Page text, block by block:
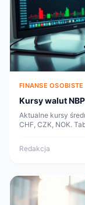
FINANSE OSOBISTE
Kursy walut
Aktualne kursy
CHF, CZK, NOK.
Redakcja